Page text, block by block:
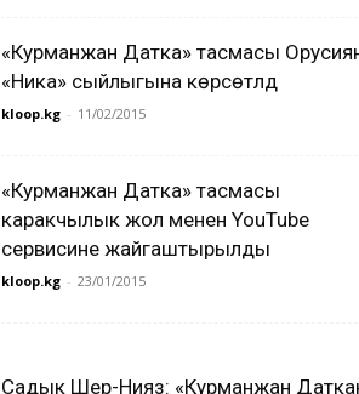
«Курманжан Датка» тасмасы
«Ника» сыйлыгына көрсөтүлдү
kloop.kg - 11/02/2015
«Курманжан Датка» тасмасы
каракчылык жол менен YouTube
сервисине жайгаштырылды
kloop.kg - 23/01/2015
Садык Шер-Нияз: «Курманжан